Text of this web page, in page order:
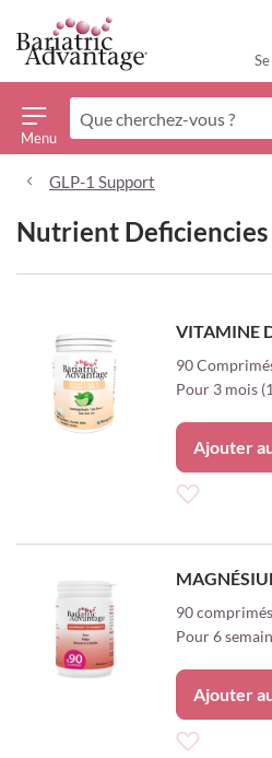
Menu
GLP-1 Support
Nutrient
VITAMINE
90
Pour 3 mois
Ajouter
ma
liste
90 comprimés
Pour 6
Ajouter